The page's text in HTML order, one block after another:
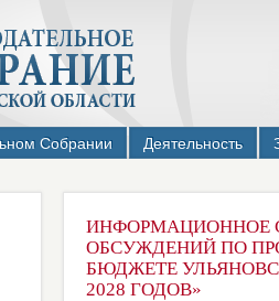
Собрании Деятельность
ИНФОРМАЦИОННОЕ
ОБСУЖДЕНИЙ ПО
БЮДЖЕТЕ
2028 ГОДОВ»